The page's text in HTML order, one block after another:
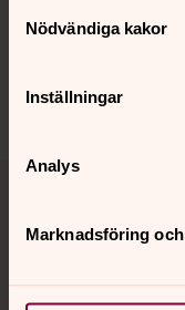
Nödvändiga kakor
Inställningar
Analys
Marknadsföring
Tillbaka till toppen
Tillbaka till innehållet
Kontakt